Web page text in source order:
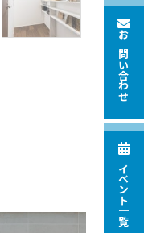
お問い合わせ
イベント一覧